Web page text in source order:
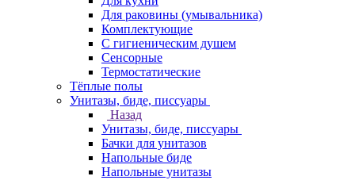
Для раковины (умывальника)
Комплектующие
С гигиеническим душем
Сенсорные
Термостатические
Тёплые полы
Унитазы, биде, писсуары
Назад
Унитазы, биде, писсуары
Бачки для унитазов
Напольные биде
Напольные унитазы